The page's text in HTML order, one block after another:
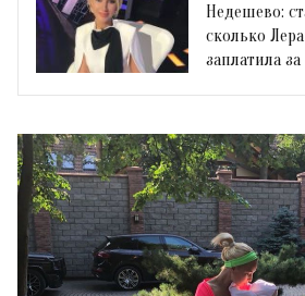
Недешево:
сколько
заплатила